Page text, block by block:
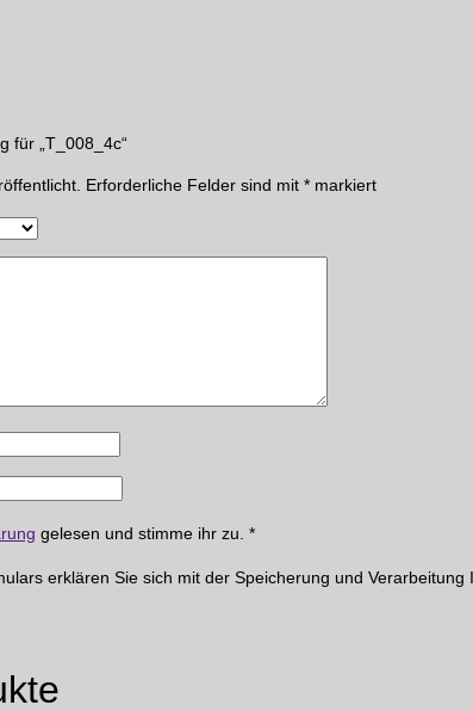
für „T_008_4c“
Erforderliche Felder sind mit * markiert
gelesen und stimme ihr zu. *
erklären Sie sich mit der Speicherung und